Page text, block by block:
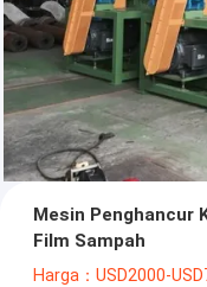
Mesin Penghancur
Film Sampah
Harga：USD2000-